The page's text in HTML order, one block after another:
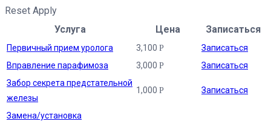
Reset Apply
Услуга
Цена Записаться
Первичный прием уролога 3,100 Р
Записаться
Вправление парафимоза
3,000 Р
Записаться
Забор секрета предстательной
железы
1,000 Р Записаться
Замена/установка